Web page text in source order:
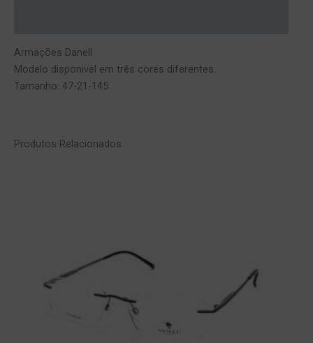
Armações Danell
Modelo disponi­vel em três cores diferentes.
Tamanho: 47-21-145
Produtos Relacionados